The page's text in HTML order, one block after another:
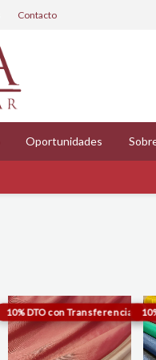
Contacto
Oportunidades
💥 10% OFF